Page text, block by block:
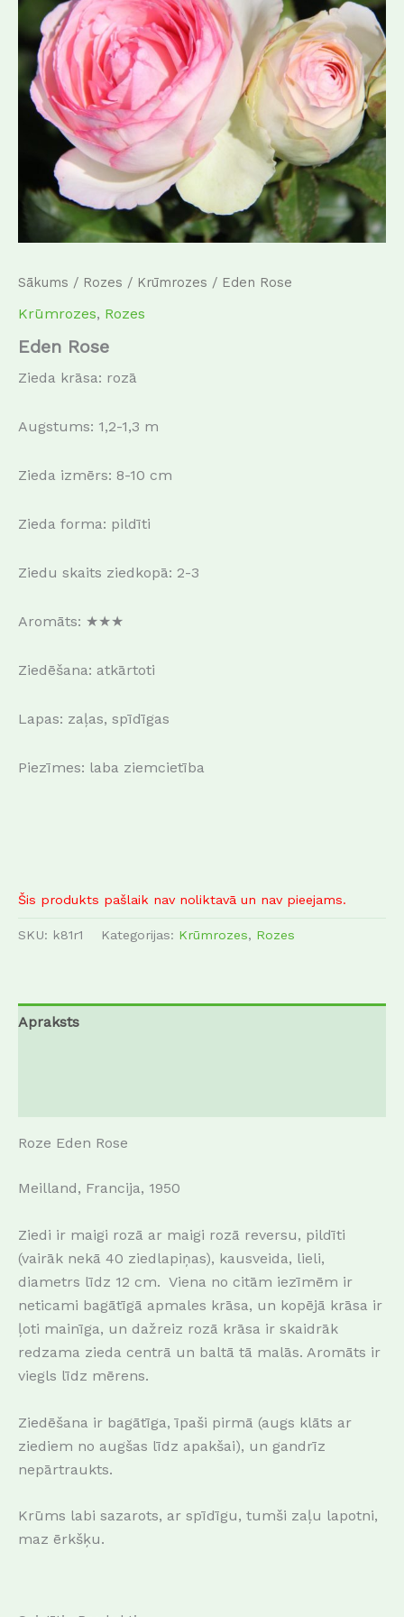
Sākums / Rozes / Krūmrozes / Eden Rose
Krūmrozes, Rozes
Eden Rose
Zieda krāsa: rozā
Augstums: 1,2-1,3 m
Zieda izmērs: 8-10 cm
Zieda forma: pildīti
Ziedu skaits ziedkopā: 2-3
Aromāts: ★★★
Ziedēšana: atkārtoti
Lapas: zaļas, spīdīgas
Piezīmes: laba ziemcietība
Šis produkts pašlaik nav noliktavā un nav pieejams.
SKU: k81r1 Kategorijas: Krūmrozes, Rozes
Apraksts
Roze Eden Rose
Meilland, Francija, 1950
Ziedi ir maigi rozā ar maigi rozā reversu, pildīti
(vairāk nekā 40 ziedlapiņas), kausveida, lieli,
diametrs līdz 12 cm. Viena no citām iezīmēm ir
neticami bagātīgā apmales krāsa, un kopējā krāsa ir
ļoti mainīga, un dažreiz rozā krāsa ir skaidrāk
redzama zieda centrā un baltā tā malās. Aromāts ir
viegls līdz mērens.
Ziedēšana ir bagātīga, īpaši pirmā (augs klāts ar
ziediem no augšas līdz apakšai), un gandrīz
nepārtraukts.
Krūms labi sazarots, ar spīdīgu, tumši zaļu lapotni,
maz ērkšķu.